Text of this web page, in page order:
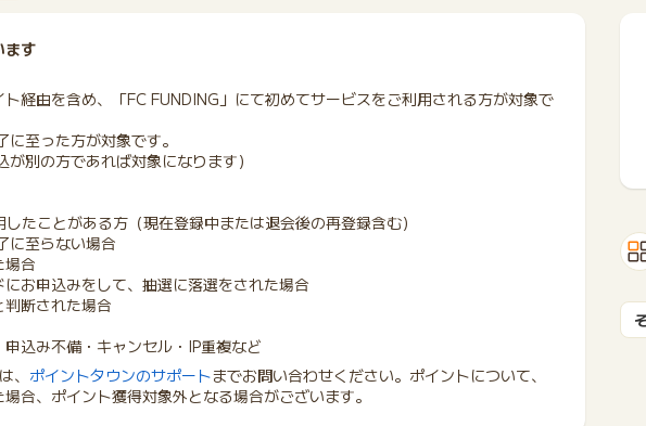
ます
ト経由を含め、「FC FUNDING」にて初めてサービスをご利用される方が対象で
至った方が対象です。
別の方であれば対象になります）
たことがある方（現在登録中または退会後の再登録含む）
に至らない場合
場合
お申込みをして、抽選に落選をされた場合
判断された場合
込み不備・キャンセル・IP重複など
、 ポイントタウンのサポートまでお問い合わせください。ポイントについて、
合、ポイント獲得対象外となる場合がございます。